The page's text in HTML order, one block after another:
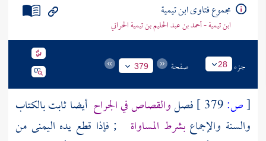
مجموع فتاوى ابن تيمية
ابن تيمية - أحمد بن عبد الحليم بن تيمية الحراني
جزء 28 صفحة 379
[ص: فصلوالقصاص في الجراح أيضا ثابت بالكتاب
والسنة والإجماعبشرط المساواة
; فإذا قطع يده اليمنى من